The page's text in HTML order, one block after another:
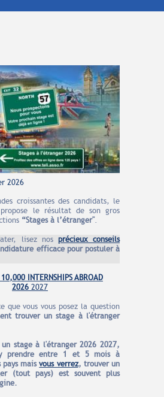
2026
croissantes des candidats, le
le résultat de son gros
“Stages à l’étranger".
lisez nos précieux conseils
efficace pour postuler à
INTERNSHIPS ABROAD
2026 2027
que vous vous posez la question
trouver un stage à l'étranger
un stage à l'étranger 2026 2027,
prendre entre 1 et 5 mois à
pays maisvous verrez, trouver un
(tout pays) est souvent plus